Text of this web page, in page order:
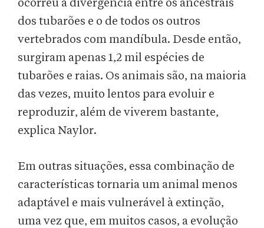
ocorreu a divergência entre os ancestrais
dos tubarões e o de todos os outros
vertebrados com mandíbula. Desde então,
surgiram apenas 1,2 mil espécies de
tubarões e raias. Os animais são, na maioria
das vezes, muito lentos para evoluir e
reproduzir, além de viverem bastante,
explica Naylor.
Em outras situações, essa combinação de
características tornaria um animal menos
adaptável e mais vulnerável à extinção,
uma vez que, em muitos casos, a evolução